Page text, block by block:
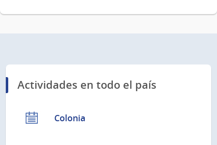
Actividades en todo el país
Colonia